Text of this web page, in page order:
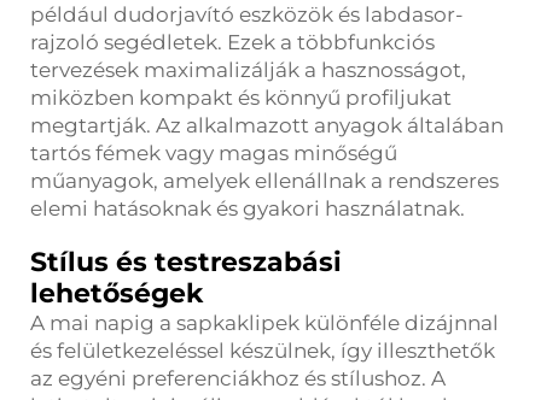
például dudorjavító eszközök és labdasor-
rajzoló segédletek. Ezek a többfunkciós
tervezések maximalizálják a hasznosságot,
miközben kompakt és könnyű profiljukat
megtartják. Az alkalmazott anyagok általában
tartós fémek vagy magas minőségű
műanyagok, amelyek ellenállnak a rendszeres
elemi hatásoknak és gyakori használatnak.
Stílus és testreszabási
lehetőségek
A mai napig a sapkaklipek különféle dizájnnal
és felületkezeléssel készülnek, így illeszthetők
az egyéni preferenciákhoz és stílushoz. A